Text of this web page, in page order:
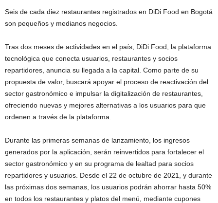
Seis de cada diez restaurantes registrados en DiDi Food en Bogotá
son pequeños y medianos negocios.
Tras dos meses de actividades en el país, DiDi Food, la plataforma
tecnológica que conecta usuarios, restaurantes y socios
repartidores, anuncia su llegada a la capital. Como parte de su
propuesta de valor, buscará apoyar el proceso de reactivación del
sector gastronómico e impulsar la digitalización de restaurantes,
ofreciendo nuevas y mejores alternativas a los usuarios para que
ordenen a través de la plataforma.
Durante las primeras semanas de lanzamiento, los ingresos
generados por la aplicación, serán reinvertidos para fortalecer el
sector gastronómico y en su programa de lealtad para socios
repartidores y usuarios. Desde el 22 de octubre de 2021, y durante
las próximas dos semanas, los usuarios podrán ahorrar hasta 50%
en todos los restaurantes y platos del menú, mediante cupones